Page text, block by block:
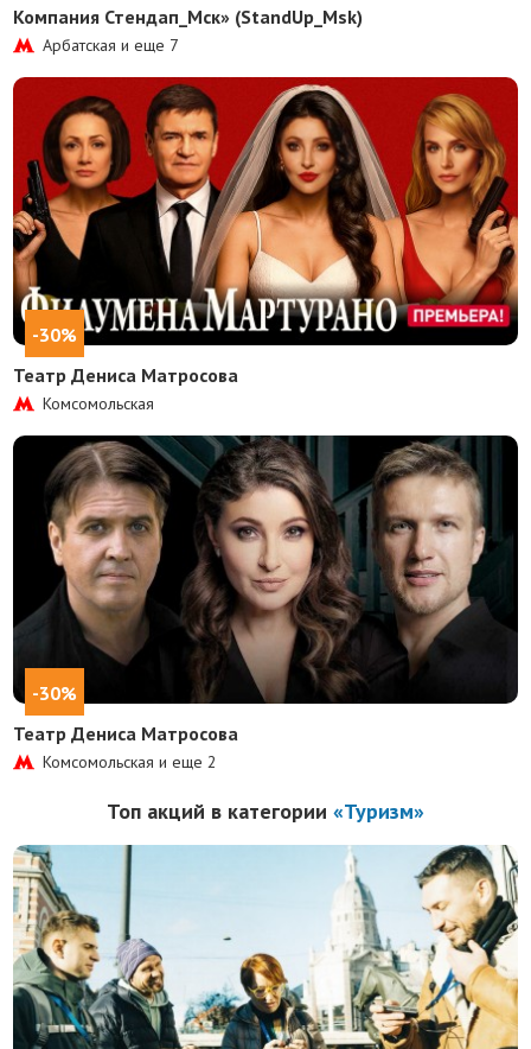
Компания Стендап_Мск» (StandUp_Msk)
Арбатская и еще 7
-30%
Театр Дениса Матросова
Комсомольская
-30%
Театр Дениса Матросова
Комсомольская и еще2
Топ акций в категории «Туризм»